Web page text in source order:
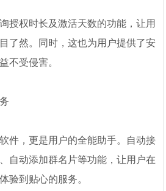
授权时长及激活天数的功能，让用
了然。同时，这也为用户提供了安
不受侵害。
件，更是用户的全能助手。自动接
自动添加群名片等功能，让用户在
验到贴心的服务。